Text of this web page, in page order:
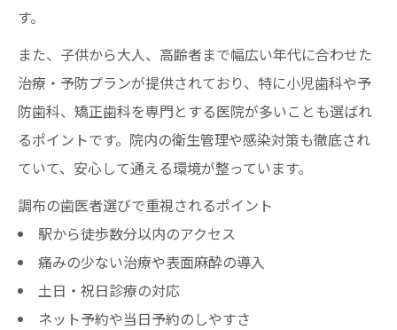
す。
また、子供から大人、高齢者まで幅広い年代に合わせた
治療・予防プランが提供されており、特に小児歯科や予
防歯科、矯正歯科を専門とする医院が多いことも選ばれ
るポイントです。院内の衛生管理や感染対策も徹底され
ていて、安心して通える環境が整っています。
調布の歯医者選びで重視されるポイント
駅から徒歩数分以内のアクセス
痛みの少ない治療や表面麻酔の導入
土日・祝日診療の対応
ネット予約や当日予約のしやすさ